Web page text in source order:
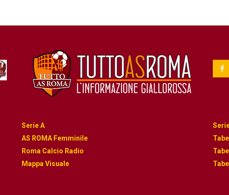
Serie A
AS ROMA Femminile
Roma Calcio Radio
Mappa Visuale